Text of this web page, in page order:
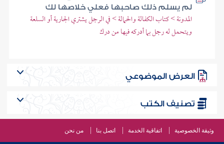
لم يسلم ذلك صاحبها فعلي خلاصها لك
المدونة > كتاب الكفالة والحمالة > في الرجل يشتري الجارية أو السلعة
ويتحمل له رجل بما أدركه فيها من درك
العرض الموضوعي
تصنيف الكتب
وثيقة الخصوصية اتفاقية الخدمة اتصل بنا من نحن